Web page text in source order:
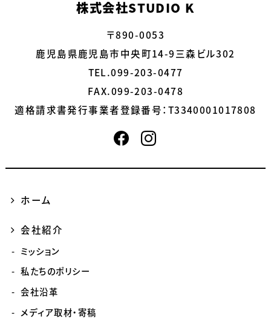
株式会社STUDIO K
〒890-0053
鹿児島県鹿児島市中央町14-9三森ビル302
TEL.099-203-0477
FAX.099-203-0478
適格請求書発行事業者登録番号： T3340001017808
ホーム
会社紹介
ミッション
私たちのポリシー
会社沿革
メディア取材・寄稿